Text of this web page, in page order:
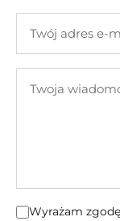
adres
mail
wiadomość
Wyrażam